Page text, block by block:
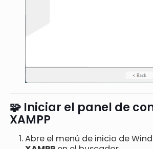
🧩 Iniciar el panel de
XAMPP
Abre el menú de inicio de